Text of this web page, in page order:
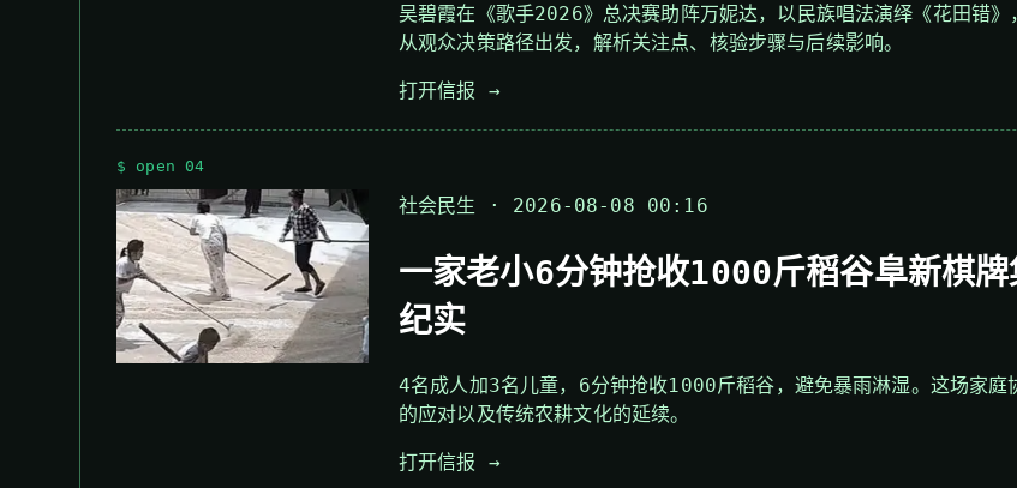
吴碧霞在《歌手2026》总决赛助阵万妮达，以民族唱法演绎《花田错
从观众决策路径出发，解析关注点、核验步骤与后续影响。
打开信报 →
$ open 04
社会民生 · 2026-08-08 00:16
一家老小6分钟抢收1000斤稻谷阜新棋
纪实
4名成人加3名儿童，6分钟抢收1000斤稻谷，避免暴雨淋湿。这场家
的应对以及传统农耕文化的延续。
打开信报 →